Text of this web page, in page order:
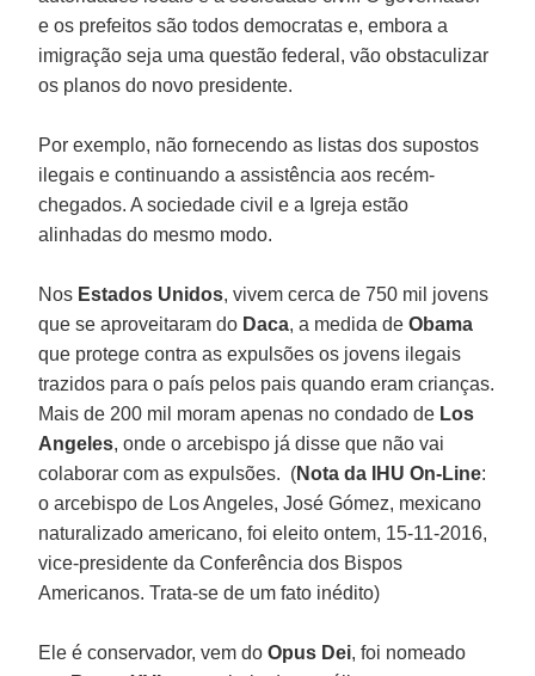
e os prefeitos são todos democratas e, embora a
imigração seja uma questão federal, vão obstaculizar
os planos do novo presidente.
Por exemplo, não fornecendo as listas dos supostos
ilegais e continuando a assistência aos recém-
chegados. A sociedade civil e a Igreja estão
alinhadas do mesmo modo.
Nos Estados Unidos, vivem cerca de 750 mil jovens
que se aproveitaram do Daca, a medida deObama
que protege contra as expulsões os jovens ilegais
trazidos para o país pelos pais quando eram crianças.
Mais de 200 mil moram apenas no condado de Los
Angeles, onde o arcebispo já disse que não vai
colaborar com as expulsões. (Nota da IHU On-Line:
o arcebispo de Los Angeles, José Gómez, mexicano
naturalizado americano, foi eleito ontem, 15-11-2016,
vice-presidente da Conferência dos Bispos
Americanos. Trata-se de um fato inédito)
Ele é conservador, vem doOpus Dei, foi nomeado